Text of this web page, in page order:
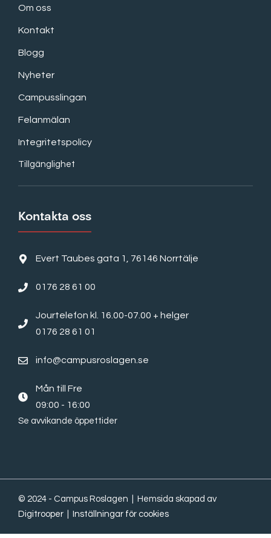
Om oss
Kontakt
Blogg
Nyheter
Campusslingan
Felanmälan
Integritetspolicy
Tillgänglighet
Kontakta oss
Evert Taubes gata 1, 76146 Norrtälje
0176 28 61 00
Jourtelefon kl. 16.00-07.00 + helger
0176 28 61 01
info@campusroslagen.se
Mån till Fre
09:00 - 16:00
Se avvikande öppettider
© 2024 - Campus Roslagen | Hemsida skapad av
Digitrooper
Inställningar för cookies